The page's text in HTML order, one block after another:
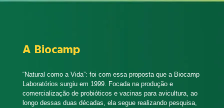
A Biocamp
“Natural como a Vida”: foi com essa proposta que a Biocamp
Laboratórios surgiu em 1999. Focada na produção e
comercialização de probióticos e vacinas para avicultura, ao
longo dessas duas décadas, ela segue realizando pesquisa,